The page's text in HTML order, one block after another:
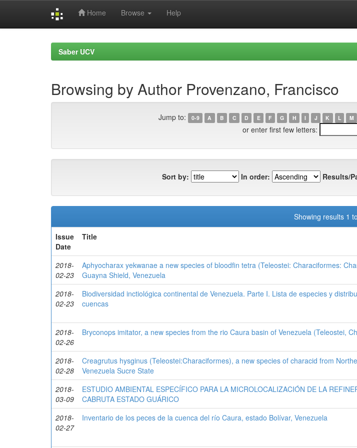
Home Browse Help
Saber UCV
Browsing by Author Provenzano, Francisco
Jump to: 0-9 A B C D E F G H I J K L M
or enter first few letters:
Sort by: In order: Results/
Showing results 1
Issue
Date
Title
2018-
02-23
Aphyocharax yekwanae a new species of bloodfin tetra (Teleostei: Characiformes:
Guayna Shield, Venezuela
2018-
02-23
Biodiversidad inctiológica continental de Venezuela. Parte I. Lista de especies y
cuencas
2018-
02-26
Bryconops imitator, a new species from the rio Caura basin of Venezuela (Teleostei,
2018-
02-28
Creagrutus hysginus (Teleostei:Characiformes), a new species of characid from
Venezuela Sucre State
2018-
03-09
ESTUDIO AMBIENTAL ESPECÍFICO PARA LA MICROLOCALIZACIÓN DE LA
CABRUTA ESTADO GUÁRICO
2018-
02-27
Inventario de los peces de la cuenca del río Caura, estado Bolívar, Venezuela